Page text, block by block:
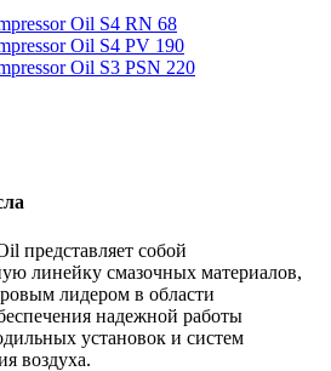
Oil S4 RN 68
Oil S4 PV 190
Oil S3 PSN 220
представляет собой
линейку смазочных материалов,
лидером в области
надежной работы
установок и систем
воздуха.